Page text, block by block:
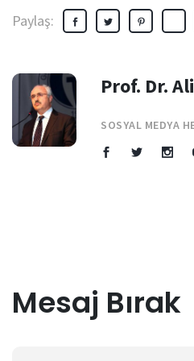
Paylaş:
Prof. Dr.
SOSYAL MEDYA
Mesaj Bırak